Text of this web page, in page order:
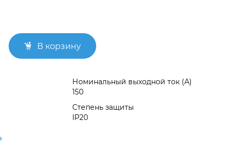
В корзину
Номинальный выходной ток (А)
150
Степень защиты
IP20